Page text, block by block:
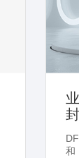
和